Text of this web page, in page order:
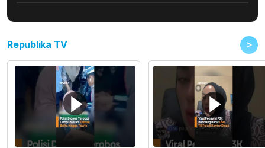
Republika TV >